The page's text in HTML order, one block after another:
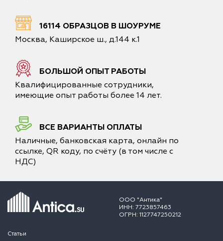
16114 ОБРАЗЦОВ В ШОУРУМЕ
Москва, Каширское ш., д.144 к.1
БОЛЬШОЙ ОПЫТ РАБОТЫ
Квалифицированные сотрудники,
имеющие опыт работы более 14 лет.
ВСЕ ВАРИАНТЫ ОПЛАТЫ
Наличные, банковская карта, онлайн по
ссылке, QR коду, по счёту (в том числе с
НДС)
ООО "Антика"
ИНН: 7723857463
ОГРН: 1127747250212
Статьи